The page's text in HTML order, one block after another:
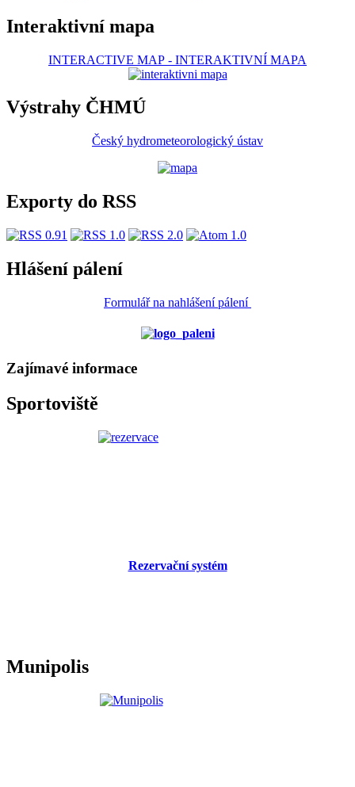
Interaktivní mapa
INTERACTIVE MAP - INTERAKTIVNÍ MAPA
Výstrahy ČHMÚ
Český hydrometeorologický ústav
Exporty do RSS
Hlášení pálení
Formulář na nahlášení pálení
Zajímavé informace
Sportoviště
Rezervační systém
Munipolis